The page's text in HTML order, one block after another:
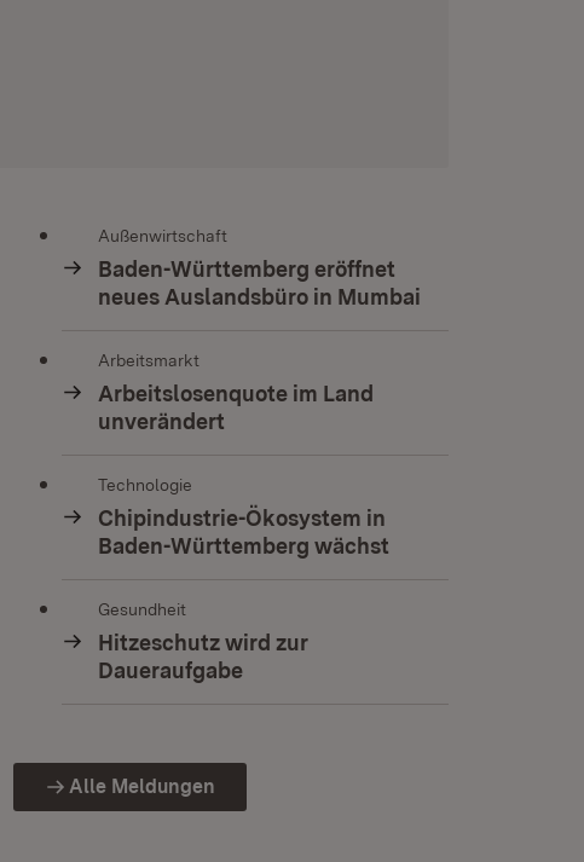
Außenwirtschaft
Baden-Württemberg eröffnet
neues Auslandsbüro in Mumbai
Arbeitsmarkt
Arbeitslosenquote im Land
unverändert
Technologie
Chipindustrie-Ökosystem in
Baden-Württemberg wächst
Gesundheit
Hitzeschutz wird zur
Daueraufgabe
Alle Meldungen